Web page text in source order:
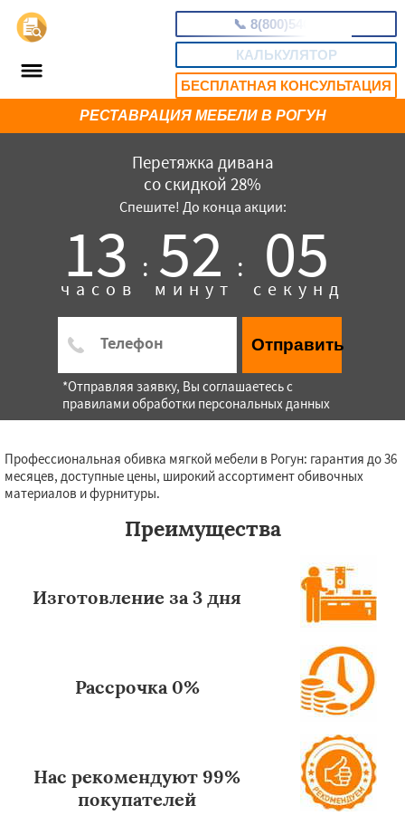
📞 8(800)5403465
КАЛЬКУЛЯТОР
БЕСПЛАТНАЯ КОНСУЛЬТАЦИЯ
Перетяжка дивана
со скидкой 28%
Спешите! До конца акции:
13 :
часов 52 :
минут 04
секунд
Отправить
*Отправляя заявку, Вы соглашаетесь с
правилами обработки персональных данных
РЕСТАВРАЦИЯ МЕБЕЛИ В РОГУН
Профессиональная обивка мягкой мебели в Рогун: гарантия до 36
месяцев, доступные цены, широкий ассортимент обивочных
материалов и фурнитуры.
Преимущества
Изготовление за 3 дня
Рассрочка 0%
Нас рекомендуют 99%
покупателей